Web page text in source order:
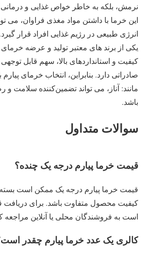
نرمش، بلکه به خاطر خواص غذایی و
این خرما با داشتن مواد مغذی فراوان، می‌
انرژی طبیعی در رژیم غذایی افراد قرار
یکی از برند های معتبر تولید و عرضه خرمای
کیفیت و استانداردهای بالا، سهم قابل توجهی
صادراتی دارد. بنابراین، انتخاب خرمای پیارم
مانند: آناز، می ‌تواند تضمین‌کننده سلامت
باشد.
سوالات متداول
قیمت خرما پیارم درجه یک چنده؟
قیمت خرما پیارم درجه یک ممکن است
کیفیت محصول متفاوت باشد. برای دریافت
است به فروشندگان محلی یا آنلاین مراجعه
کالری یک عدد خرما پیارم چقدر